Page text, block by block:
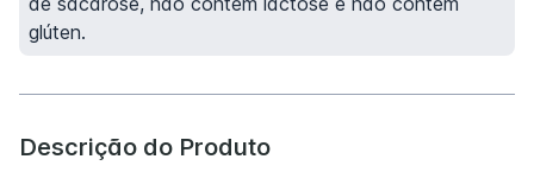
glúten.
Descrição do Produto